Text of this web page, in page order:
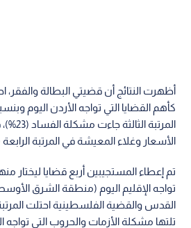
أظهرت النتائج أن قضيتي البطالة والفقر،
الأسعار وغلاء المعيشة في المرتبة الرابعة
تم إعطاء المستجيبين أربع قضايا ليختار
تواجه الإقليم اليوم (منطقة الشرق